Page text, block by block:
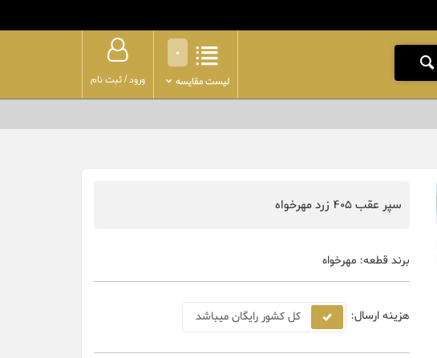
ورود/ثبت نام
0
لیست مقایسه
سپر عقب 405 زرد مهرخواه
برند قطعه:مهرخواه
هزینه ارسال: کل کشور رایگان میباشد